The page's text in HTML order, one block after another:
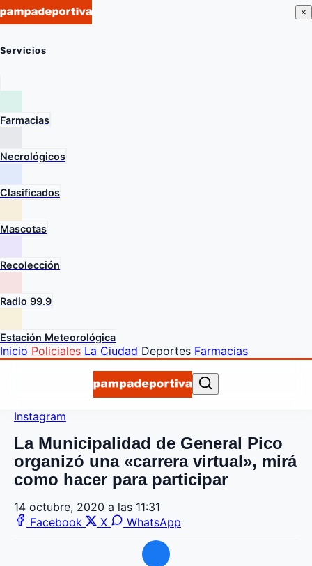
×
Servicios
Farmacias
Necrológicos
Clasificados
Mascotas
Recolección
Radio 99.9
Estación Meteorológica
Inicio Policiales La Ciudad Deportes Farmacias
Instagram
La Municipalidad de General Pico
organizó una «carrera virtual», mirá
como hacer para participar
14 octubre, 2020 a las 11:31
Facebook
X WhatsApp